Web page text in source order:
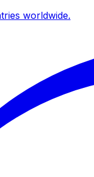
worldwide.